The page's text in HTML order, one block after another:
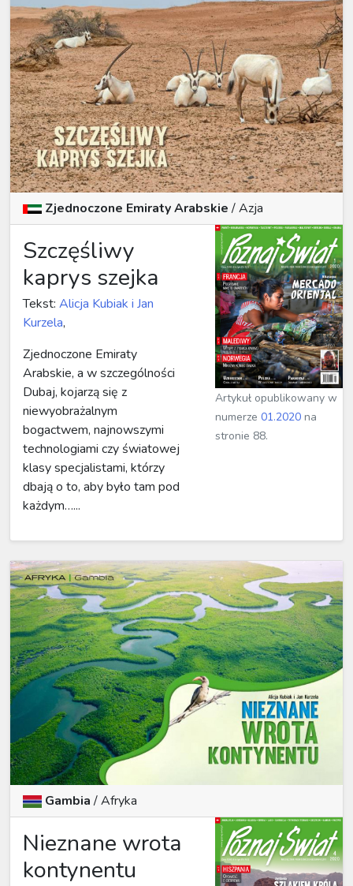
Zjednoczone Emiraty Arabskie/ Azja
Szczęśliwy
kaprys szejka
Tekst: Alicja Kubiak i Jan
Kurzela,
Zjednoczone Emiraty
Arabskie, a w szczególności
Dubaj, kojarzą się z
niewyobrażalnym
bogactwem, najnowszymi
technologiami czy światowej
klasy specjalistami, którzy
dbają o to, aby było tam pod
każdym…...
Artykuł opublikowany w
numerze01.2020 na
stronie 88.
Gambia/ Afryka
Nieznane wrota
kontynentu